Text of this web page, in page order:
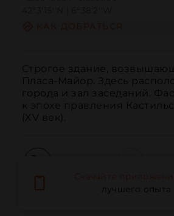
Строгое здание,
Пласа-Майор. Здесь
города и зал заседаний.
к эпохе правления
(XV век).
Электронная почта
лучшего опыта